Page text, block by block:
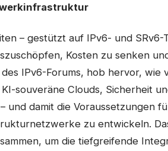
– gestützt auf IPv6- und SRv6-
Kosten zu senken
IPv6-Forums, hob hervor, wie
souveräne Clouds, Sicherheit
und damit die Voraussetzungen
zu entwickeln.
um die tiefgreifende